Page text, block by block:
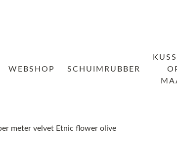
WEBSHOP SCHUIMRUBBER
meter velvet Etnic flower olive